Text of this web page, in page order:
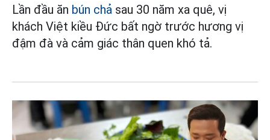
Lần đầu ăn bún chả sau 30 năm xa quê, vị
khách Việt kiều Đức bất ngờ trước hương vị
đậm đà và cảm giác thân quen khó tả.